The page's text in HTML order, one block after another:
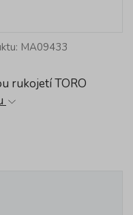
MA09433
rukojetí TORO